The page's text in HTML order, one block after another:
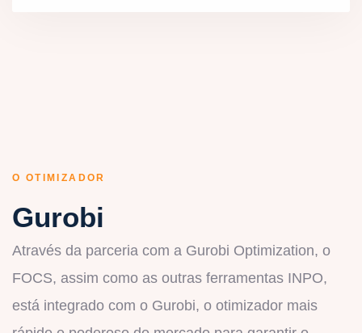
O OTIMIZADOR
Gurobi
Através da parceria com a Gurobi Optimization, o
FOCS, assim como as outras ferramentas INPO,
está integrado com o Gurobi, o otimizador mais